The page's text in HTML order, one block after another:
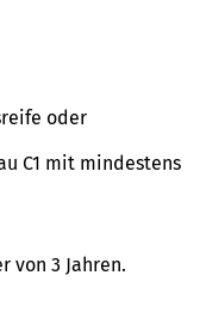
oder
C1 mit mindestens
von 3 Jahren.